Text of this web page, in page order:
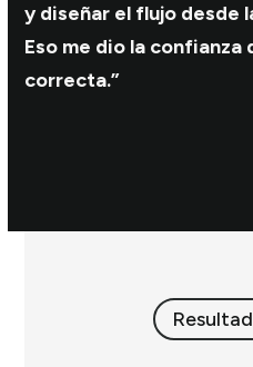
y diseñar el flujo desde
Eso me dio la
correcta.”